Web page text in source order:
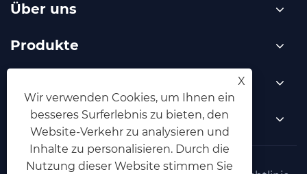
Über uns
Produkte
Kontaktiere uns
X
Wir verwenden Cookies, um Ihnen ein
besseres Surferlebnis zu bieten, den
Website-Verkehr zu analysieren und
Inhalte zu personalisieren. Durch die
Nutzung dieser Website stimmen Sie